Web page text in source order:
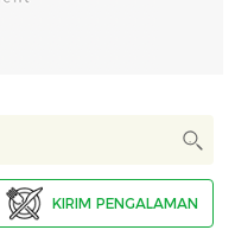
KIRIM PENGALAMAN